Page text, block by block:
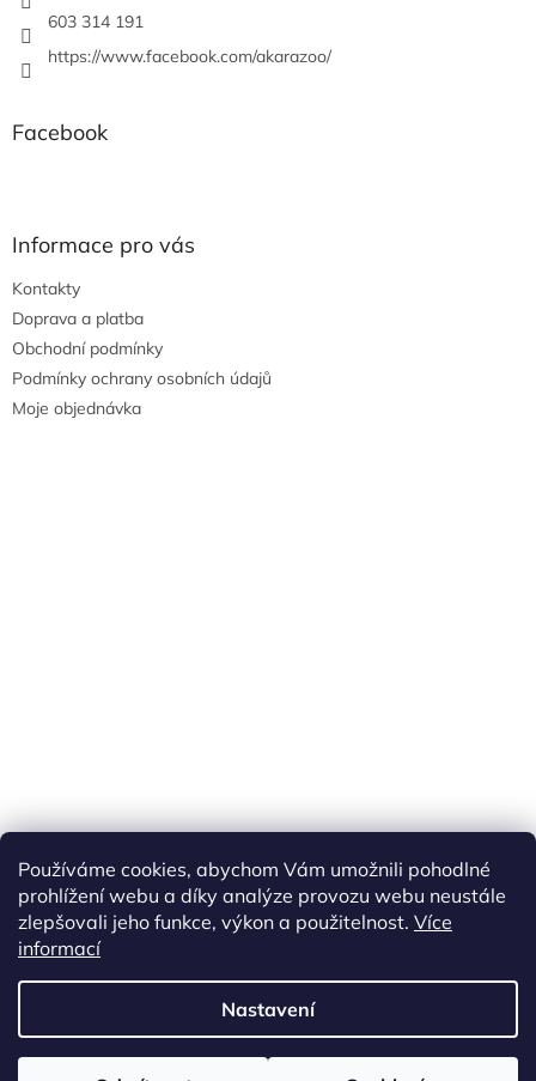
Používáme cookies, abychom Vám umožnili pohodlné
prohlížení webu a díky analýze provozu webu neustále
zlepšovali jeho funkce, výkon a použitelnost. Více
informací
Nastavení
603 314 191
https://www.facebook.com/akarazoo/
Facebook
Informace pro vás
Kontakty
Doprava a platba
Obchodní podmínky
Podmínky ochrany osobních údajů
Moje objednávka
Tisíce výdejních míst po celé ČR
Vytvořil Shoptet
Copyright 2026akarazoo.cz. Všechna práva vyhrazena.Upravit